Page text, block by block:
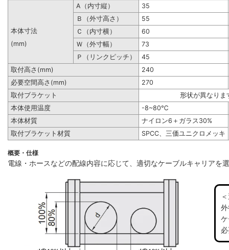
A（内寸縦）
35
Ｂ（外寸高さ）
55
本体寸法
Ｃ（内寸横）
60
(mm)
Ｗ（外寸幅）
73
Ｐ（リンクピッチ）
45
取付高さ(mm)
240
必要空間高さ(mm)
270
取付ブラケット
形状が異なりま
本体使用温度
-8~80℃
本体材質
ナイロン6＋ガラス30%
取付ブラケット材質
SPCC、三価ユニクロメッキ
概要・仕様
電線・ホースなどの配線内容に応じて、適切なケーブルキャリアを